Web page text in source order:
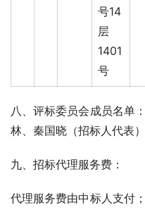
号14
层
1401
号
八、评标委员会成员名单
林、秦国晓（招标人代表）
九、招标代理服务费：
代理服务费由中标人支付